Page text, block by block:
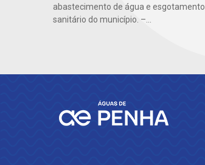
abastecimento de água e esgotamento
sanitário do município. –...